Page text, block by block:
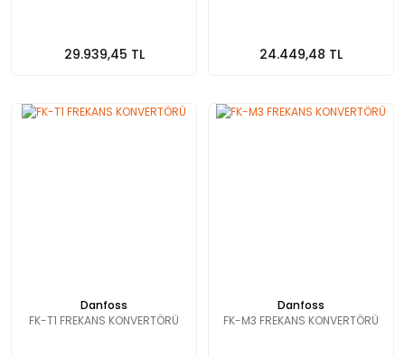
29.939,45 TL 24.449,48 TL
Danfoss
FK-T1 FREKANS KONVERTÖRÜ
Danfoss
FK-M3 FREKANS KONVERTÖRÜ